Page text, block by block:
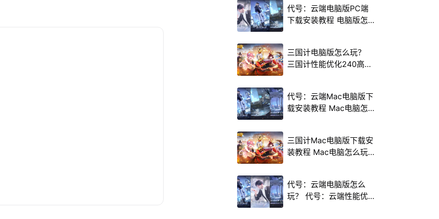
代号：云端电脑版PC端
下载安装教程 电脑版怎
三国计电脑版怎么玩？
三国计性能优化240高帧
代号：云端Mac电脑版下
载安装教程 Mac电脑怎
三国计Mac电脑版下载安
装教程 Mac电脑怎么玩
代号：云端电脑版怎么
玩？ 代号：云端性能优